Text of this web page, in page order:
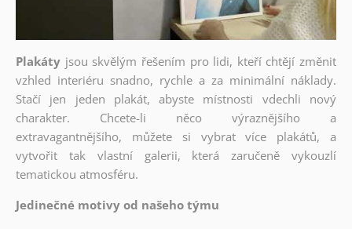
Plakáty jsou skvělým řešením pro lidi, kteří chtějí změnit
vzhled interiéru snadno, rychle a za minimální náklady.
Stačí jen jeden plakát, abyste místnosti vdechli nový
charakter. Chcete-li něco výraznějšího a
extravagantnějšího, můžete si vybrat více plakátů, a
vytvořit tak vlastní galerii, která zaručeně vykouzlí
tematickou atmosféru.
Jedinečné motivy od našeho týmu